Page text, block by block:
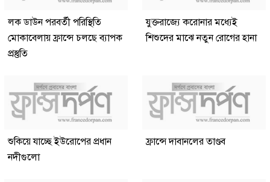
লক ডাউন পরবর্তী পরিস্থিতি
মোকাবেলায় ফ্রান্সে চলছে ব্যাপক
প্রস্তুতি
যুক্তরাজ্যে করোনার মধ্যেই
শিশুদের মাঝে নতুন রোগের হানা
শুকিয়ে যাচ্ছে ইউরোপের প্রধান
নদীগুলো
ফ্রান্সে দাবানলের তাণ্ডব